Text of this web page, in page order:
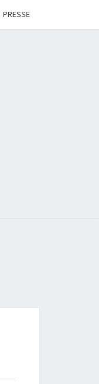
PRESSE